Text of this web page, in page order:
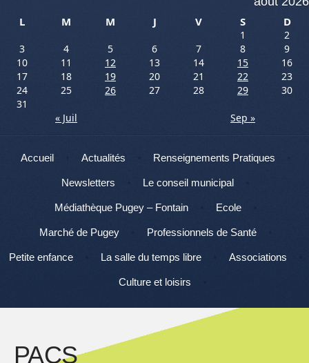
L
M M J V S D
1
2
3
4 5 6 7 8
9
10
11 12 13 14 15
16
17
18 19 20 21 22
23
24
25 26 27 28 29
30
31
« Juil
Sep »
Menu
Aller au contenu
Accueil Actualités Renseignements Pratiques
Newsletters Le conseil municipal
Médiathèque Pugey – Fontain Ecole
Marché de Pugey Professionnels de Santé
Petite enfance La salle du temps libre Associations
Culture et loisirs
PACS